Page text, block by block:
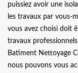
puissiez avoir une
les travaux par vous-
vous avez choisi doit
travaux
Batiment Nettoyage
nous pouvons vous